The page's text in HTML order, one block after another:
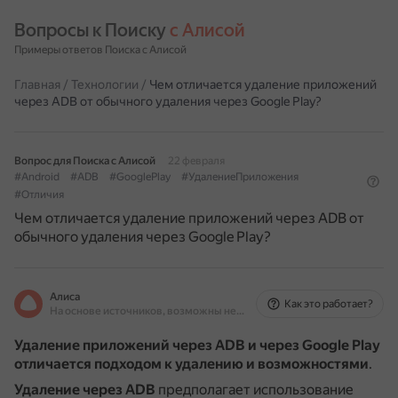
Вопросы к Поиску с Алисой
Примеры ответов Поиска с Алисой
Главная / Технологии / Чем отличается удаление приложений
через ADB от обычного удаления через Google Play?
Вопрос для Поиска с Алисой
22 февраля
#Android
#ADB #GooglePlay
#УдалениеПриложения
#Отличия
Чем отличается удаление приложений через ADB от
обычного удаления через Google Play?
Алиса
На основе источников, возможны неточности
Как это работает?
Удаление приложений через ADB и через Google Play
отличается подходом к удалению и возможностями.
Удаление через ADB предполагает использование